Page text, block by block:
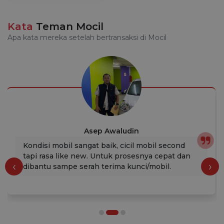
Kata Teman Mocil
Apa kata mereka setelah bertransaksi di Mocil
Asep Awaludin
Kondisi mobil sangat baik, cicil mobil second
tapi rasa like new. Untuk prosesnya cepat dan
dibantu sampe serah terima kunci/mobil.
‹ ›